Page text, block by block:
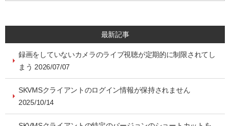
最新記事
録画をしていないカメラのライブ視聴が定期的に制限されてし
まう 2026/07/07
SKVMSクライアントのログイン情報が保持されません
2025/10/14